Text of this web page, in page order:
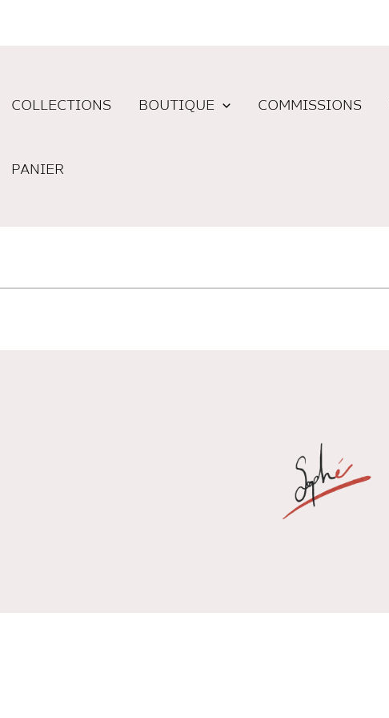
COLLECTIONS BOUTIQUE COMMISSIONS
PANIER